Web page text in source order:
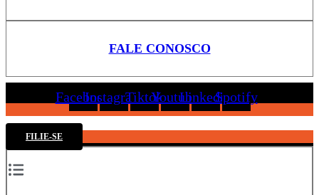
FALE CONOSCO
FacebookInstagramTiktokYoutubeLinkedinSpotify
FILIE-SE